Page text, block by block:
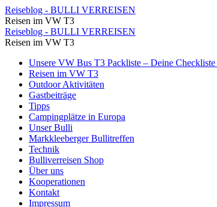
⋆
Reiseblog
-
BULLI
VERREISEN
Reiseblog - BULLI VERREISEN
Reisen im VW T3
⋆
Reiseblog
BULLI
VERREISEN
Reiseblog - BULLI VERREISEN
Reisen im VW T3
Skip
content
Unsere VW Bus T3 Packliste – Deine
Reisen im VW T3
Outdoor Aktivitäten
Gastbeiträge
Tipps
Campingplätze in Europa
Unser Bulli
Markkleeberger Bullitreffen
Technik
Bulliverreisen Shop
Über uns
Kooperationen
Kontakt
Impressum